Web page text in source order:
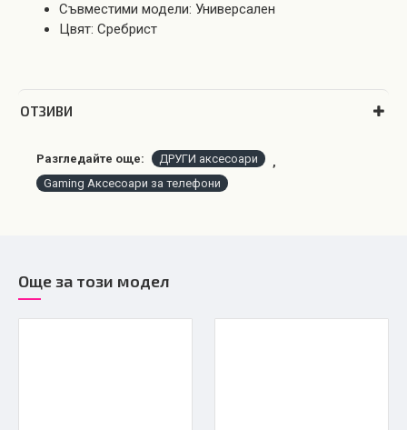
Съвместими модели: Универсален
Цвят: Сребрист
OТЗИВИ
Разгледайте още: ДРУГИ аксесоари
,
Gaming Аксесоари за телефони
Още за този модел